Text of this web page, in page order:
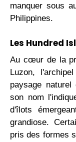
manquer sous
Philippines.
Les Hundred
Au cœur de la
Luzon,
paysage naturel
son nom
d'îlots
grandiose.
pris des formes